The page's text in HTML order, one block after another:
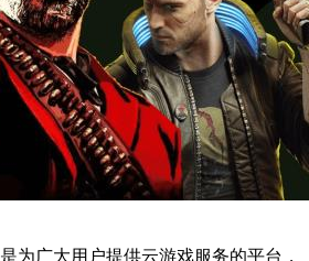
是为广大用户提供云游戏服务的平台，